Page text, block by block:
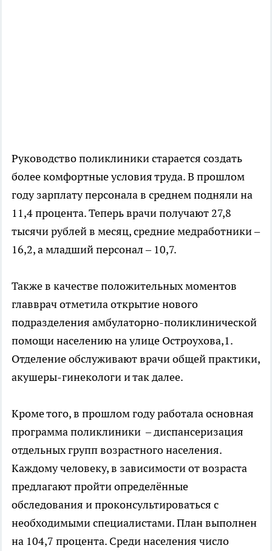
Руководство поликлиники старается создать
более комфортные условия труда. В прошлом
году зарплату персонала в среднем подняли на
11,4 процента. Теперь врачи получают 27,8
тысячи рублей в месяц, средние медработники –
16,2, а младший персонал – 10,7.
Также в качестве положительных моментов
главврач отметила открытие нового
подразделения амбулаторно-поликлинической
помощи населению на улице Остроухова,1.
Отделение обслуживают врачи общей практики,
акушеры-гинекологи и так далее.
Кроме того, в прошлом году работала основная
программа поликлиники – диспансеризация
отдельных групп возрастного населения.
Каждому человеку, в зависимости от возраста
предлагают пройти определённые
обследования и проконсультироваться с
необходимыми специалистами. План выполнен
на 104,7 процента. Среди населения число